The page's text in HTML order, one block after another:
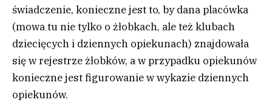
świadczenie, konieczne jest to, by dana placówka
(mowa tu nie tylko o żłobkach, ale też klubach
dziecięcych i dziennych opiekunach) znajdowała
się w rejestrze żłobków, a w przypadku opiekunów
konieczne jest figurowanie w wykazie dziennych
opiekunów.